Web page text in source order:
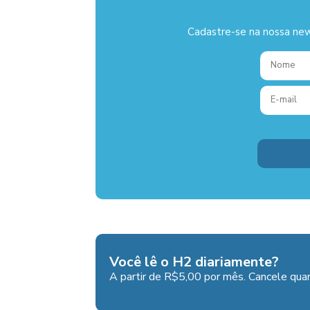
Cadastre-se na nossa
Você lê o H2 diariamente?
A partir de R$5,00 por mês. Cancele